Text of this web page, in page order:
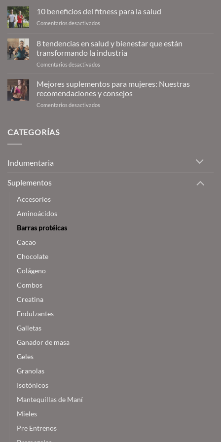
10 beneficios del fitness para la salud
Comentarios desactivados
del
fitness
salud
8 tendencias en salud y bienestar que están
transformando la industria
Comentarios desactivados
tendencias
salud
Mejores suplementos para mujeres: Nuestras
recomendaciones y consejos
Comentarios desactivados
CATEGORÍAS
Indumentaria
Suplementos
Accesorios
Aminoácidos
Barras protéicas
Cacao
Chocolate
Colágeno
Combos
Creatina
Endulzantes
Galletas
Ganador de masa
Geles
Granolas
Isotónicos
Mantequillas de Maní
Mieles
Pre Entrenos